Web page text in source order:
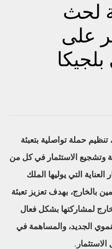
لحث
على
الجاري، تنظيم حملة تواصلية بتعبئة
وتشجيع الاستثمار في كل من
التي يوليها الملك
بالخارج، بهدف تعزيز تعبئة
لمشاركتها بشكل فعال
الجديد، والمساهمة في